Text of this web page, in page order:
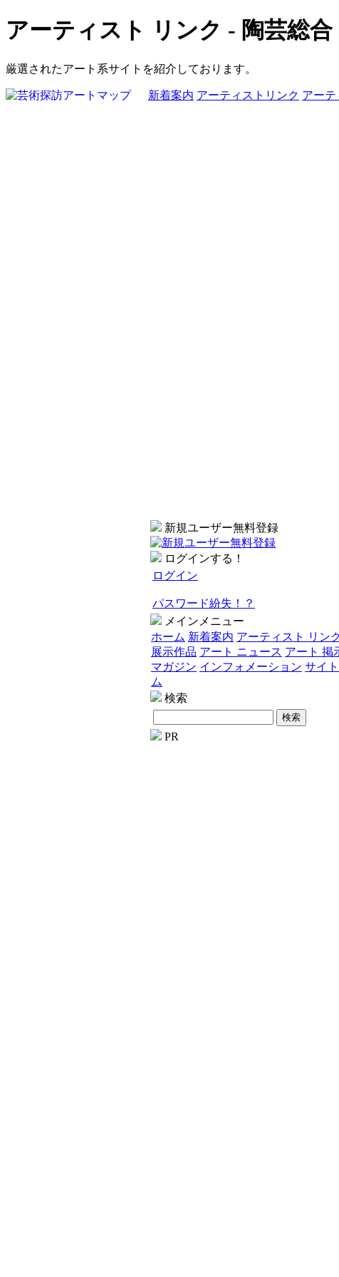
アーティスト リンク - 陶芸総合
厳選されたアート系サイトを紹介しております。
新着案内 アーティストリンク アーテ
新規ユーザー無料登録
ログインする！
ログイン
パスワード紛失！？
メインメニュー
ホーム 新着案内 アーティスト リン
展示作品 アート ニュース アート 掲
マガジン インフォメーション サイ
ム
検索
PR